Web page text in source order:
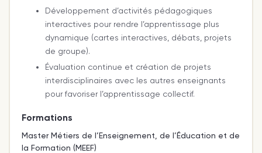
Développement d’activités pédagogiques
interactives pour rendre l’apprentissage plus
dynamique (cartes interactives, débats, projets
de groupe).
Évaluation continue et création de projets
interdisciplinaires avec les autres enseignants
pour favoriser l’apprentissage collectif.
Formations
Master Métiers de l’Enseignement, de l’Éducation et de
la Formation (MEEF)